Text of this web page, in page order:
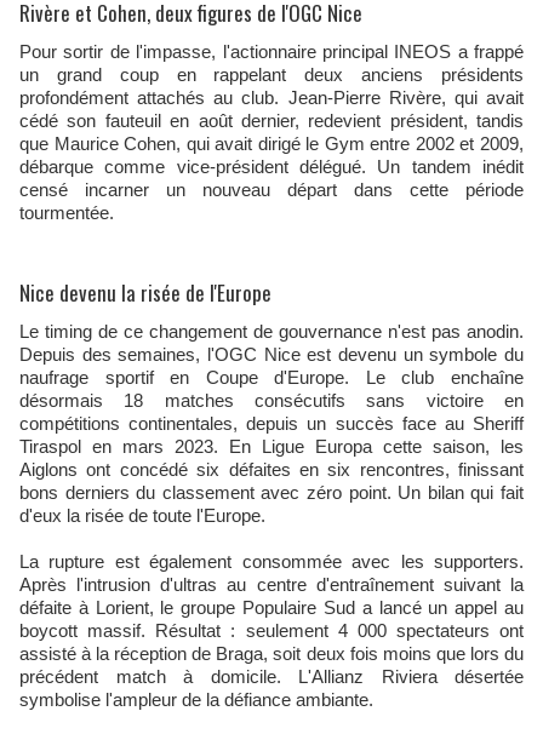
Rivère et Cohen, deux figures de l'OGC Nice
Pour sortir de l'impasse, l'actionnaire principal INEOS a frappé
un grand coup en rappelant deux anciens présidents
profondément attachés au club. Jean-Pierre Rivère, qui avait
cédé son fauteuil en août dernier, redevient président, tandis
que Maurice Cohen, qui avait dirigé le Gym entre 2002 et 2009,
débarque comme vice-président délégué. Un tandem inédit
censé incarner un nouveau départ dans cette période
tourmentée.
Nice devenu la risée de l'Europe
Le timing de ce changement de gouvernance n'est pas anodin.
Depuis des semaines, l'OGC Nice est devenu un symbole du
naufrage sportif en Coupe d'Europe. Le club enchaîne
désormais 18 matches consécutifs sans victoire en
compétitions continentales, depuis un succès face au Sheriff
Tiraspol en mars 2023. En Ligue Europa cette saison, les
Aiglons ont concédé six défaites en six rencontres, finissant
bons derniers du classement avec zéro point. Un bilan qui fait
d'eux la risée de toute l'Europe.
La rupture est également consommée avec les supporters.
Après l'intrusion d'ultras au centre d'entraînement suivant la
défaite à Lorient, le groupe Populaire Sud a lancé un appel au
boycott massif. Résultat : seulement 4 000 spectateurs ont
assisté à la réception de Braga, soit deux fois moins que lors du
précédent match à domicile. L'Allianz Riviera désertée
symbolise l'ampleur de la défiance ambiante.